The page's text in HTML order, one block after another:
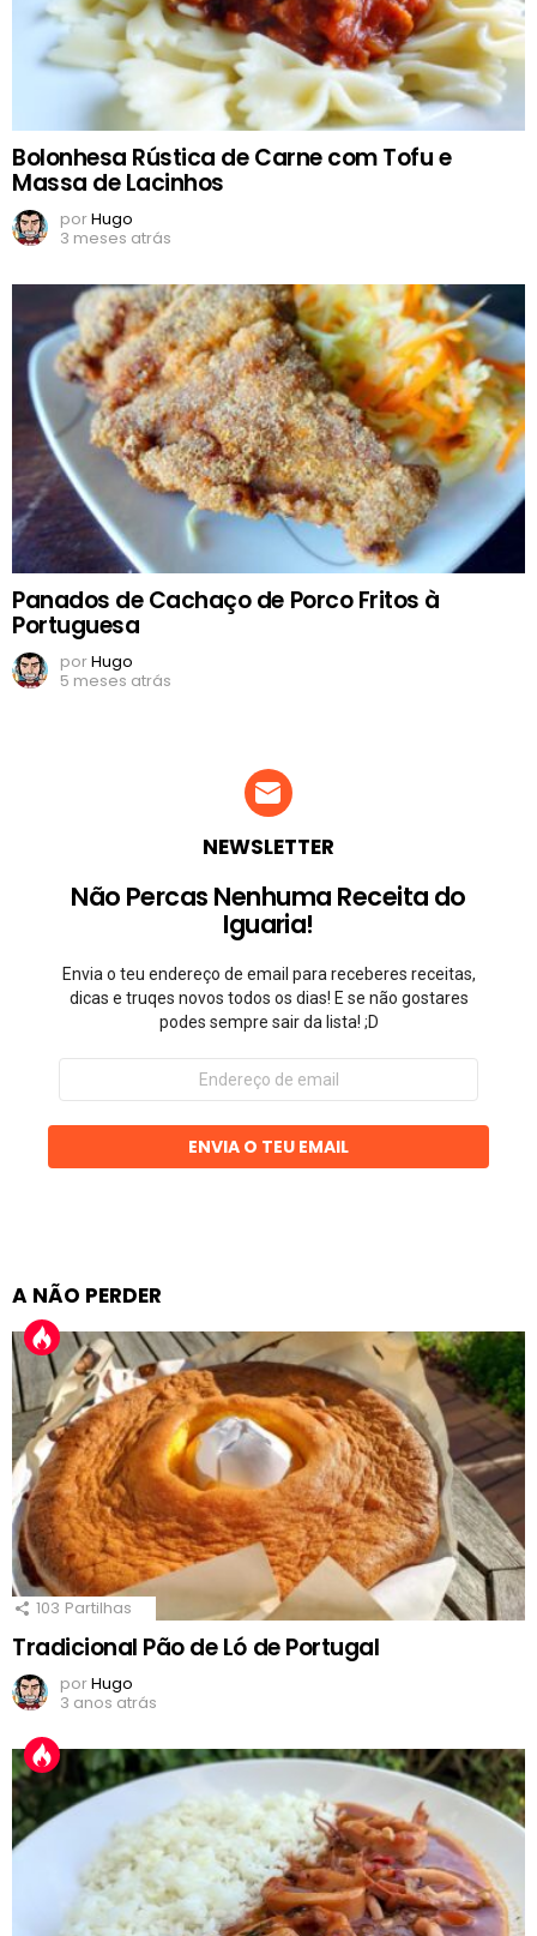
Bolonhesa Rústica de Carne com Tofu e
Massa de Lacinhos
porHugo
3 meses atrás
Panados de Cachaço de Porco Fritos à
Portuguesa
porHugo
5 meses atrás
NEWSLETTER
Não Percas Nenhuma Receita do
Iguaria!
Envia o teu endereço de email para receberes receitas,
dicas e truqes novos todos os dias! E se não gostares
podes sempre sair da lista! ;D
Endereço
email
ENVIA O TEU EMAIL
A NÃO PERDER
103 Partilhas
Tradicional Pão de Ló de Portugal
porHugo
3 anos atrás